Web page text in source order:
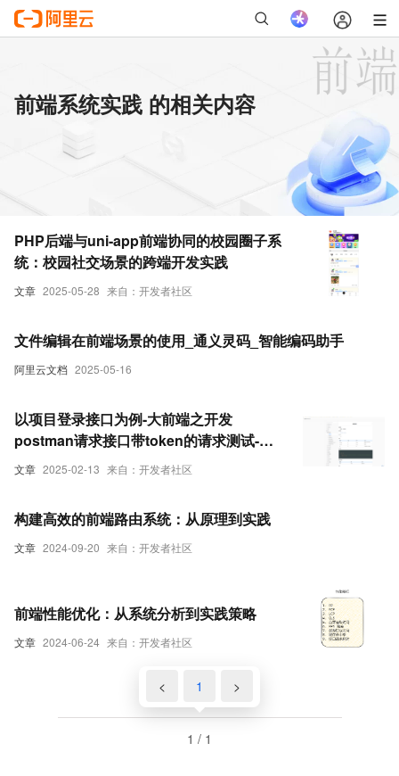
前端系统实践 的相关内容
文章 2025-05-28 来自：开发者社区
PHP后端与uni-app前端协同的校园圈子系
统：校园社交场景的跨端开发实践
阿里云文档 2025-05-16
文件编辑在前端场景的使用_通义灵码_智能编码助手
文章 2025-02-13 来自：开发者社区
以项目登录接口为例-大前端之开发
postman请求接口带token的请求测试-前
端开发必学之一-如果要学会联调接口而不
带token请求接口-优雅草卓伊凡
文章 2024-09-20 来自：开发者社区
构建高效的前端路由系统：从原理到实践
文章 2024-06-24 来自：开发者社区
前端性能优化：从系统分析到实践策略
< 1 >
1 / 1